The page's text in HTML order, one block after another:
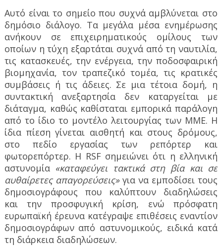
Αυτό είναι το σημείο που συχνά αμβλύνεται στο
δημόσιο διάλογο. Τα μεγάλα μέσα ενημέρωσης
ανήκουν σε επιχειρηματικούς ομίλους των
οποίων η τύχη εξαρτάται συχνά από τη ναυτιλία,
τις κατασκευές, την ενέργεια, την ποδοσφαιρική
βιομηχανία, τον τραπεζικό τομέα, τις κρατικές
συμβάσεις ή τις άδειες. Σε μια τέτοια δομή, η
συντακτική ανεξαρτησία δεν καταργείται με
διάταγμα, καθώς καθίσταται εμπορικά παράλογη
από το ίδιο το μοντέλο λειτουργίας των ΜΜΕ. Η
ίδια πίεση γίνεται αισθητή και στους δρόμους,
στο πεδίο εργασίας των ρεπόρτερ και
φωτορεπόρτερ. Η RSF σημειώνει ότι η ελληνική
αστυνομία «καταφεύγει τακτικά στη βία και σε
αυθαίρετες απαγορεύσεις»για να εμποδίσει τους
δημοσιογράφους που καλύπτουν διαδηλώσεις
και την προσφυγική κρίση, ενώ πρόσφατη
ευρωπαϊκή έρευνα κατέγραψε επιθέσεις εναντίον
δημοσιογράφων από αστυνομικούς, ειδικά κατά
τη διάρκεια διαδηλώσεων.